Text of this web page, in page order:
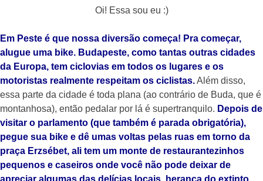
Oi! Essa sou eu :)
Em Peste é que nossa diversão começa! Pra começar,
alugue uma bike. Budapeste, como tantas outras cidades
da Europa, tem ciclovias em todos os lugares e os
motoristas realmente respeitam os ciclistas.Além disso,
essa parte da cidade é toda plana (ao contrário de Buda, que é
montanhosa), então pedalar por lá é supertranquilo. Depois de
visitar o parlamento (que também é parada obrigatória),
pegue sua bike e dê umas voltas pelas ruas em torno da
praça Erzsébet, ali tem um monte de restaurantezinhos
pequenos e caseiros onde você não pode deixar de
apreciar algumas das delícias locais, herança do extinto